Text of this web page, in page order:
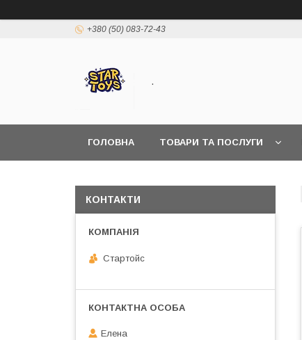
+380 (50) 083-72-43
.
ГОЛОВНА ТОВАРИ ТА ПОСЛУГИ
КОНТАКТИ
Стартойс
Елена